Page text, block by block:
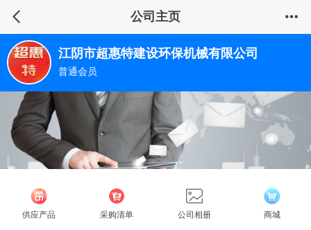
公司主页
江阴市超惠特建设环保机械有限公司
普通会员
供应产品 采购清单 公司相册 商城